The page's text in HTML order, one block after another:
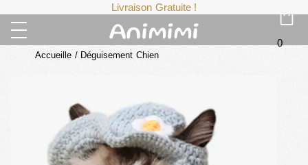
Livraison Gratuite !
0
Accueille / Déguisement Chien